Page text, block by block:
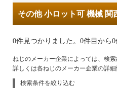
その他 小ロット可 機械 関
0件見つかりました。0件目から
ねじのメーカー企業によっては、検
詳しくは各ねじのメーカー企業の詳
検索条件を絞り込む